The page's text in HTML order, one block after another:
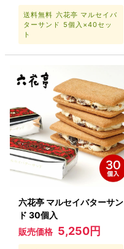
送料無料 六花亭 マルセイバ
ターサンド 5個入×40セッ
ト
六花亭 マルセイバターサン
ド 30個入
販売価格 5,250円